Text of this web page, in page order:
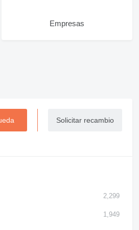
Empresas
Solicitar recambio
2,299
1,949